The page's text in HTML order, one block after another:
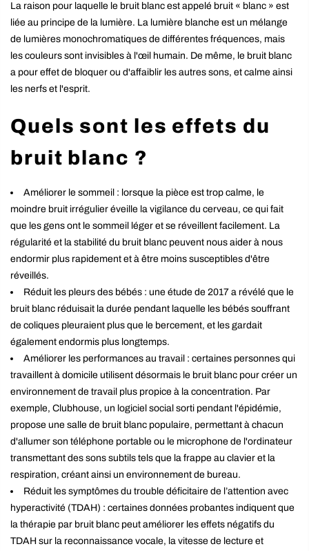
La raison pour laquelle le bruit blanc est appelé bruit « blanc » est
liée au principe de la lumière. La lumière blanche est un mélange
de lumières monochromatiques de différentes fréquences, mais
les couleurs sont invisibles à l'œil humain. De même, le bruit blanc
a pour effet de bloquer ou d'affaiblir les autres sons, et calme ainsi
les nerfs et l'esprit.
Quels sont les effets du
bruit blanc ?
Améliorer le sommeil : lorsque la pièce est trop calme, le
moindre bruit irrégulier éveille la vigilance du cerveau, ce qui fait
que les gens ont le sommeil léger et se réveillent facilement. La
régularité et la stabilité du bruit blanc peuvent nous aider à nous
endormir plus rapidement et à être moins susceptibles d'être
réveillés.
Réduit les pleurs des bébés : une étude de 2017 a révélé que le
bruit blanc réduisait la durée pendant laquelle les bébés souffrant
de coliques pleuraient plus que le bercement, et les gardait
également endormis plus longtemps.
Améliorer les performances au travail : certaines personnes qui
travaillent à domicile utilisent désormais le bruit blanc pour créer un
environnement de travail plus propice à la concentration. Par
exemple, Clubhouse, un logiciel social sorti pendant l'épidémie,
propose une salle de bruit blanc populaire, permettant à chacun
d'allumer son téléphone portable ou le microphone de l'ordinateur
transmettant des sons subtils tels que la frappe au clavier et la
respiration, créant ainsi un environnement de bureau.
Réduit les symptômes du trouble déficitaire de l’attention avec
hyperactivité (TDAH) : certaines données probantes indiquent que
la thérapie par bruit blanc peut améliorer les effets négatifs du
TDAH sur la reconnaissance vocale, la vitesse de lecture et